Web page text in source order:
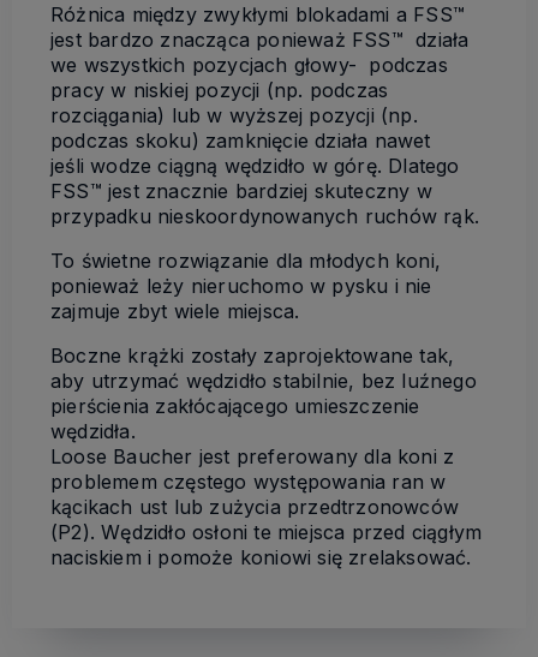
Różnica między zwykłymi blokadami a FSS™
jest bardzo znacząca ponieważ FSS™ działa
we wszystkich pozycjach głowy- podczas
pracy w niskiej pozycji (np. podczas
rozciągania) lub w wyższej pozycji (np.
podczas skoku) zamknięcie działa nawet
jeśli wodze ciągną wędzidło w górę. Dlatego
FSS™ jest znacznie bardziej skuteczny w
przypadku nieskoordynowanych ruchów rąk.
To świetne rozwiązanie dla młodych koni,
ponieważ leży nieruchomo w pysku i nie
zajmuje zbyt wiele miejsca.
Boczne krążki zostały zaprojektowane tak,
aby utrzymać wędzidło stabilnie, bez luźnego
pierścienia zakłócającego umieszczenie
wędzidła.
Loose Baucher jest preferowany dla koni z
problemem częstego występowania ran w
kącikach ust lub zużycia przedtrzonowców
(P2). Wędzidło osłoni te miejsca przed ciągłym
naciskiem i pomoże koniowi się zrelaksować.